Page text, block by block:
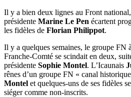
Il y a bien deux lignes au Front
présidente Marine Le Pen écartent
les fidèles de Florian Philippot.
Il y a quelques semaines, le groupe FN
Franche-Comté se scindait en deux,
présidente Sophie Montel. L’Icaunais
rênes d’un groupe FN « canal
Montel et quelques-uns de ses fidèles
siéger comme non-inscrits.